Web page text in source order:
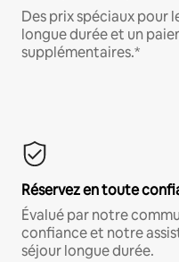
Des prix spéciaux pour
longue durée et un
supplémentaires.*
Réservez en toute
Évalué par notre
confiance et notre
séjour longue durée.